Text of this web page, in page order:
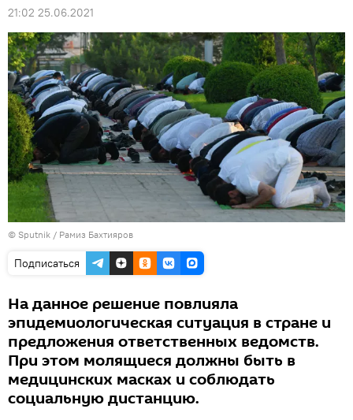
21:02 25.06.2021
© Sputnik / Рамиз Бахтияров
Подписаться
На данное решение повлияла
эпидемиологическая ситуация в стране и
предложения ответственных ведомств.
При этом молящиеся должны быть в
медицинских масках и соблюдать
социальную дистанцию.